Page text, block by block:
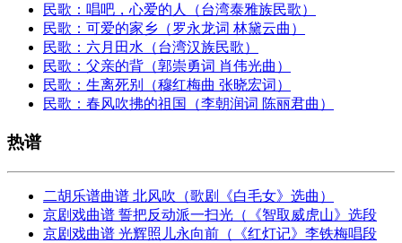
民歌：唱吧，心爱的人（台湾泰雅族民歌）
民歌：可爱的家乡（罗永龙词 林黛云曲）
民歌：六月田水（台湾汉族民歌）
民歌：父亲的背（郭崇勇词 肖伟光曲）
民歌：生离死别（穆红梅曲 张晓宏词）
民歌：春风吹拂的祖国（李朝润词 陈丽君曲）
热谱
二胡乐谱曲谱 北风吹（歌剧《白毛女》选曲）
京剧戏曲谱 誓把反动派一扫光（《智取威虎山》选段
京剧戏曲谱 光辉照儿永向前（《红灯记》李铁梅唱段